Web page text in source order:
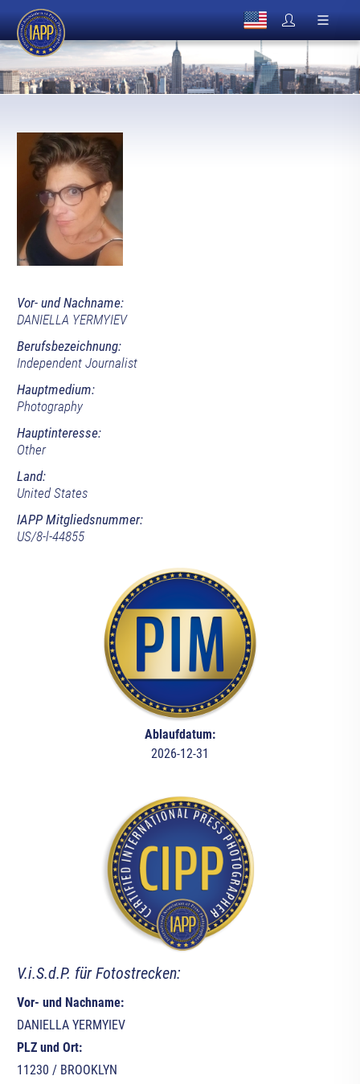
Vor- und Nachname:
DANIELLA YERMYIEV
Berufsbezeichnung:
Independent Journalist
Hauptmedium:
Photography
Hauptinteresse:
Other
Land:
United States
IAPP Mitgliedsnummer:
US/8-l-44855
Ablaufdatum:
2026-12-31
V.i.S.d.P. für Fotostrecken:
Vor- und Nachname:
DANIELLA YERMYIEV
PLZ und Ort:
11230 / BROOKLYN